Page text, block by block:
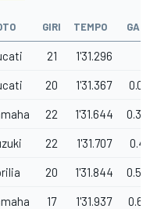
GIRI TEMPO GAP
21 1'31.296
20 1'31.367
22 1'31.644
22 1'31.707
20 1'31.844
17 1'31.937